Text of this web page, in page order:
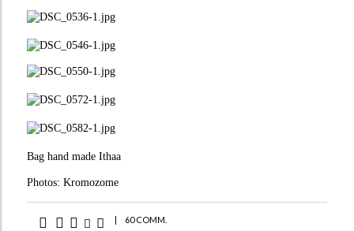
Bag hand made Ithaa
Photos: Kromozome
|
60 COMM.